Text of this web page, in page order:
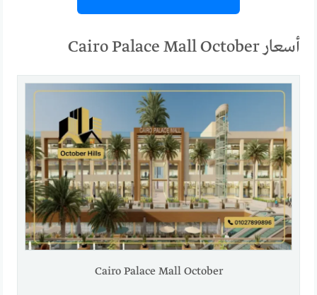
أسعار Cairo Palace Mall October
Cairo Palace Mall October